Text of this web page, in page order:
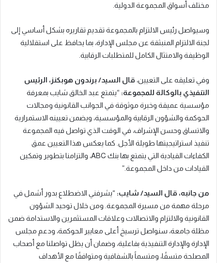
مختلف أسواق المجموعة الدولية.
وسيواصل رئيس الالتزام بالمجموعة تقديم تقاريره بشكل أساسي إلى
لجنة الالتزام المنبثقة عن مجلس الإدارة، بما يحافظ على استقلالية
الوظيفة والامتثال الكامل للمتطلبات الرقابية.
وفي تعليقه على التعيين، قال السيد/ برندون هوبكنز، الرئيس
التنفيذي بالوكالة للمجموعة: “يتمتع عبد الخالق شايب بمعرفة
مؤسسية عميقة وخبرة موثوقة في الجوانب القانونية ومجالات
الحوكمة والشؤون الرقابية والمؤسسية، ويضمن تعيينه الاستمرارية
والاتساق وحسن الإشراف، في الوقت الذي تواصل فيه المجموعة
تنفيذ استراتيجيتها طويلة الأجل. كما يعكس هذا التعيين عمق
الكفاءات القيادية التي يتمتع بها بنك ABC، والتزامنا بتطوير وتمكين
القيادات من داخل المجموعة.”
من جانبه، قال السيد/ شايب: “يشرفني الاضطلاع بدور أشمل في
مرحلة مهمة من مسيرة المجموعة. ومن خلال توحيد الشؤون
القانونية والالتزام والاتصالات وعلاقات المستثمرين والاستدامة ضمن
مظلة جامعة، سنواصل ترسيخ أعلى معايير الحوكمة، ودعم مجلس
الإدارة والإدارة التنفيذية بفاعلية، وضمان أن يظل تواصلنا مع أصحاب
المصلحة متسقًا، ومتسماً بالشفافية ومتوافقًا مع الأهداف